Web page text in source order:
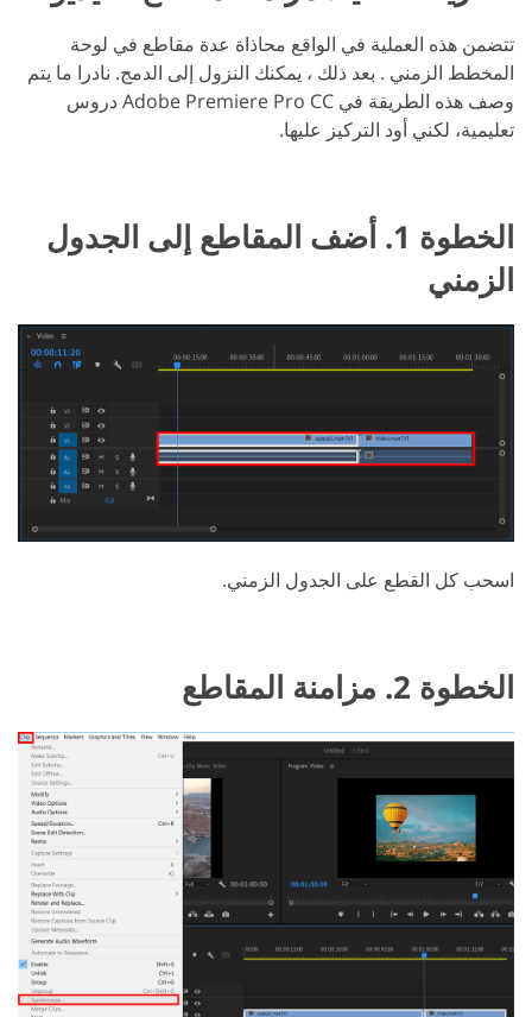
تتضمن هذه العملية في الواقع محاذاة عدة مقاطع في لوحة
المخطط الزمني . بعد ذلك ، يمكنك النزول إلى الدمج. نادرا ما يتم
وصف هذه الطريقة في Adobe Premiere Pro CC دروس
تعليمية، لكني أود التركيز عليها.
الخطوة 1. أضف المقاطع إلى الجدول
الزمني
اسحب كل القطع على الجدول الزمني.
الخطوة 2. مزامنة المقاطع